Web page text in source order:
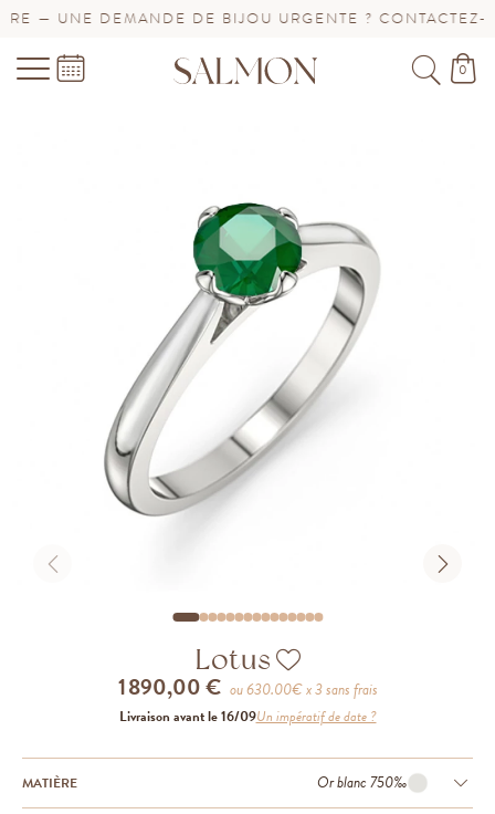
— UNE DEMANDE DE BIJOU URGENTE ? CONTACTEZ-
0
Lotus
1 890,00 € ou630.00€ x 3 sans frais
Livraison avant le 16/09Un impératif de date ?
MATIÈRE Or blanc 750‰